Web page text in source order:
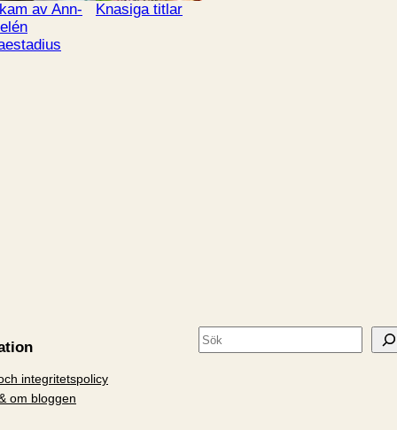
av Ann-
Knasiga titlar
integritetspolicy
om bloggen
S